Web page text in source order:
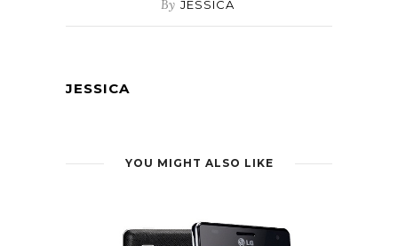
By JESSICA
JESSICA
YOU MIGHT ALSO LIKE